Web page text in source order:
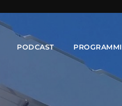
PODCAST PROGRAMMI